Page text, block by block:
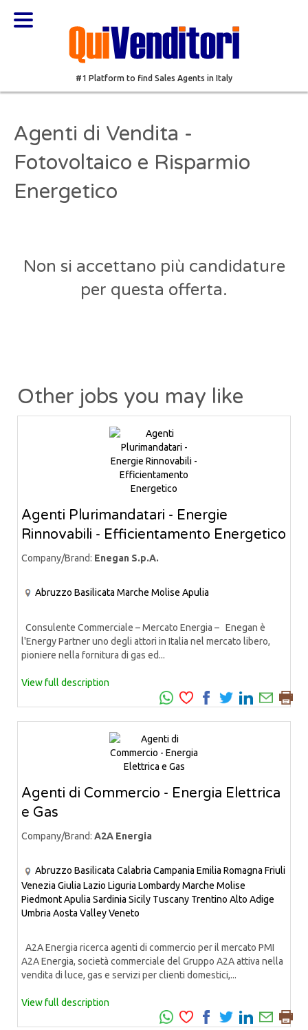
#1 Platform to find Sales Agents in Italy
Agenti di Vendita -
Fotovoltaico e Risparmio
Energetico
Non si accettano più candidature
per questa offerta.
Other jobs you may like
Agenti Plurimandatari - Energie
Rinnovabili - Efficientamento Energetico
Company/Brand: Enegan S.p.A.
Abruzzo Basilicata Marche Molise Apulia
Consulente Commerciale – Mercato Energia – Enegan è
l'Energy Partner uno degli attori in Italia nel mercato libero,
pioniere nella fornitura di gas ed...
View full description
Agenti di Commercio - Energia Elettrica
e Gas
Company/Brand: A2A Energia
Abruzzo Basilicata Calabria Campania Emilia Romagna Friuli
Venezia Giulia Lazio Liguria LombardyMarche Molise
PiedmontApulia Sardinia Sicily Tuscany Trentino Alto Adige
Umbria Aosta ValleyVeneto
A2A Energia ricerca agenti di commercio per il mercato PMI
A2A Energia, società commerciale del Gruppo A2A attiva nella
vendita di luce, gas e servizi per clienti domestici,...
View full description